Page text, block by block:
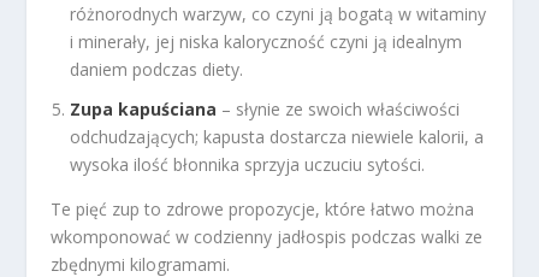
różnorodnych warzyw, co czyni ją bogatą w witaminy
i minerały, jej niska kaloryczność czyni ją idealnym
daniem podczas diety.
Zupa kapuściana – słynie ze swoich właściwości
odchudzających; kapusta dostarcza niewiele kalorii, a
wysoka ilość błonnika sprzyja uczuciu sytości.
Te pięć zup to zdrowe propozycje, które łatwo można
wkomponować w codzienny jadłospis podczas walki ze
zbędnymi kilogramami.